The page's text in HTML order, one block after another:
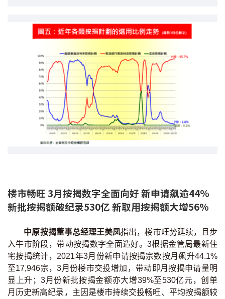
实时银行资讯
装修·保险优惠
免费装修转介服务
装修设计专栏
火险、家居、宠物保险
联络方式
网上申请按揭转介
条款及细则
私隐政策
楼市畅旺 3月按揭数字全面向好 新申请飙逾44%
新批按揭额破纪录530亿 新取用按揭额大增56%
中原按揭董事总经理王美凤指出，楼市旺势延续，且步
入牛市阶段，带动按揭数字全面造好。3根据金管局最新住
宅按揭统计，2021年3月份新申请按揭宗数按月飙升44.1%
至17,946宗，3月份楼市交投增加，带动即月按揭申请量明
显上升；3月份新批按揭金额亦大增39%至530亿元，创单
月历史新高纪录，主因是楼市持续交投畅旺、平均按揭额较